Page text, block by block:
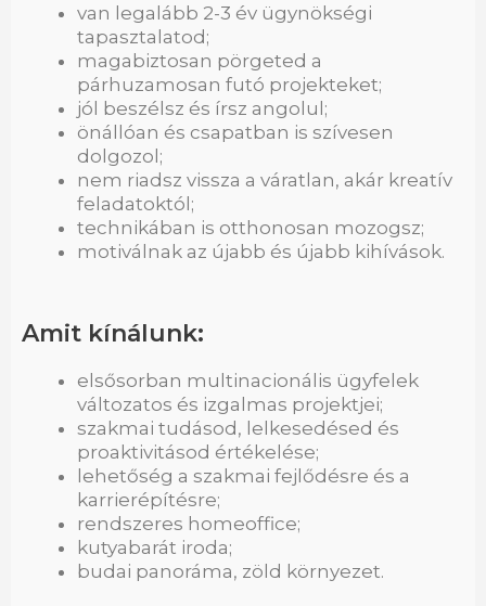
van legalább 2-3 év ügynökségi
tapasztalatod;
magabiztosan pörgeted a
párhuzamosan futó projekteket;
jól beszélsz és írsz angolul;
önállóan és csapatban is szívesen
dolgozol;
nem riadsz vissza a váratlan, akár kreatív
feladatoktól;
technikában is otthonosan mozogsz;
motiválnak az újabb és újabb kihívások.
Amit kínálunk:
elsősorban multinacionális ügyfelek
változatos és izgalmas projektjei;
szakmai tudásod, lelkesedésed és
proaktivitásod értékelése;
lehetőség a szakmai fejlődésre és a
karrierépítésre;
rendszeres homeoffice;
kutyabarát iroda;
budai panoráma, zöld környezet.